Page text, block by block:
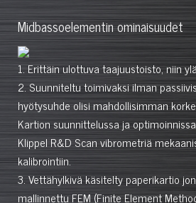
Midbassoelementin ominaisuudet
1. Erittäin ulottuva taajuustoisto, niin
2. Suunniteltu toimivaksi ilman
hyötysuhde olisi mahdollisimman
Kartion suunnittelussa ja
Klippel R&D Scan vibrometriä
kalibrointiin.
3. Vettähylkivä käsitelty paperikartio
mallinnettu FEM (Finite Element